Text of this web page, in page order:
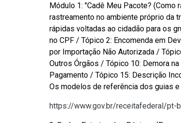
Módulo 1: "Cadê Meu Pacote?
rastreamento no ambiente próprio da
rápidas voltadas ao cidadão para os
no CPF / Tópico 2: Encomenda em
por Importação Não Autorizada /
Outros Órgãos / Tópico 10: Demora
Pagamento / Tópico 15: Descrição
Os modelos de referência dos guias
https://www.gov.br/receitafederal/pt-